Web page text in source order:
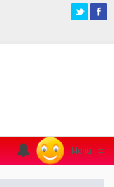
Menu ≡